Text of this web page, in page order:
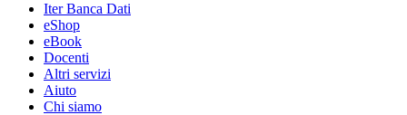
Iter Banca Dati
eShop
eBook
Docenti
Altri servizi
Aiuto
Chi siamo